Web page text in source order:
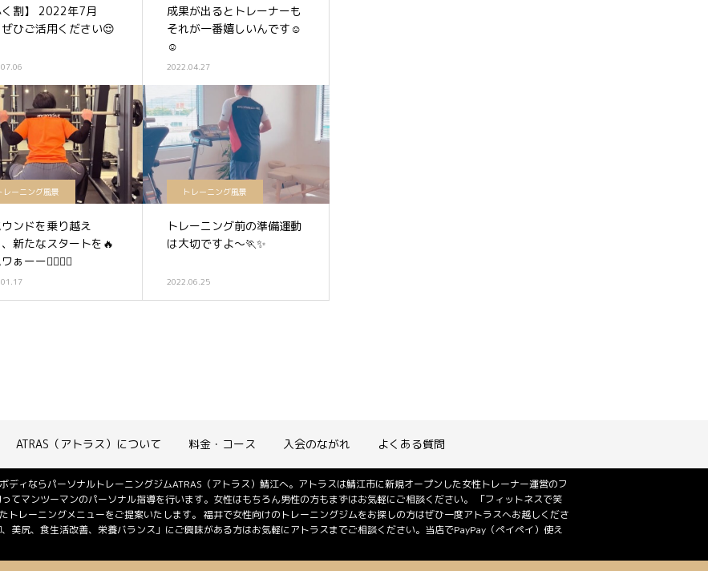
く割】 2022年7月
ひご活用ください😌
成果が出るとトレーナーも
それが一番嬉しいんです☺️
☺️
2022.04.27
レーニング風景
ンドを乗り越え
新たなスタートを🔥
ぁーー🏋️‍♀️✨✨
トレーニング風景
トレーニング前の準備運動
は大切ですよ〜🏃✨
2022.06.25
ATRAS（アトラス）について 料金・コース 入会のながれ よくある質問
ィならパーソナルトレーニングジムATRAS（アトラス）鯖江へ。アトラスは鯖江市に新規オープンした女性トレーナー運営のフ
てマンツーマンのパーソナル指導を行います。女性はもちろん男性の方もまずはお気軽にご相談ください。 「フィットネスで笑
トレーニングメニューをご提案いたします。 福井で女性向けのトレーニングジムをお探しの方はぜひ一度アトラスへお越しくださ
美尻、食生活改善、栄養バランス」にご興味がある方はお気軽にアトラスまでご相談ください。当店でPayPay（ペイペイ）使え